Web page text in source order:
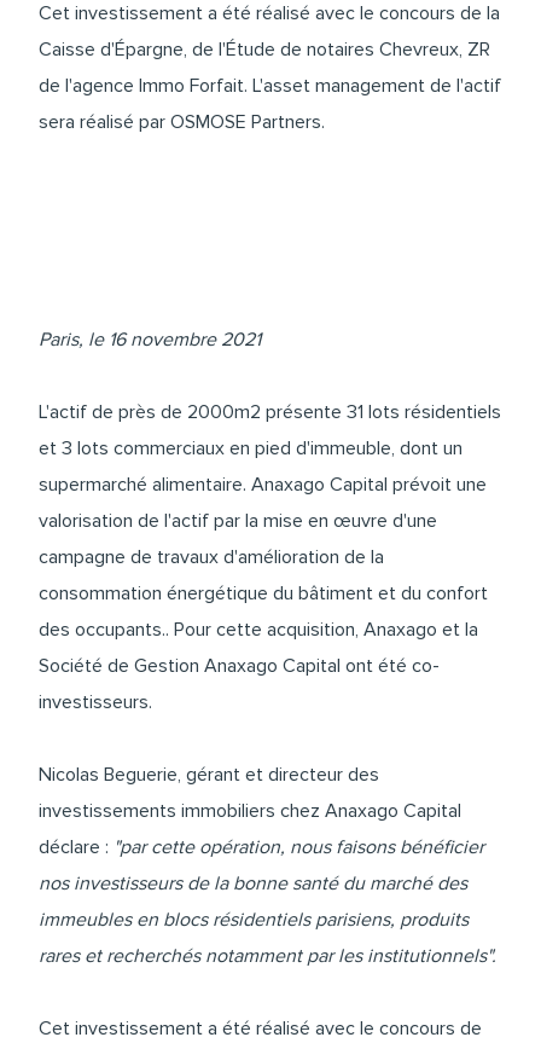
Cet investissement a été réalisé avec le concours de la
Caisse d'Épargne, de l'Étude de notaires Chevreux, ZR
de l'agence Immo Forfait. L'asset management de l'actif
sera réalisé par OSMOSE Partners.
Paris, le 16 novembre 2021
L'actif de près de 2000m2 présente 31 lots résidentiels
et 3 lots commerciaux en pied d'immeuble, dont un
supermarché alimentaire. Anaxago Capital prévoit une
valorisation de l'actif par la mise en œuvre d'une
campagne de travaux d'amélioration de la
consommation énergétique du bâtiment et du confort
des occupants.. Pour cette acquisition, Anaxago et la
Société de Gestion Anaxago Capital ont été co-
investisseurs.
Nicolas Beguerie, gérant et directeur des
investissements immobiliers chez Anaxago Capital
déclare : "par cette opération, nous faisons bénéficier
nos investisseurs de la bonne santé du marché des
immeubles en blocs résidentiels parisiens, produits
rares et recherchés notamment par les institutionnels".
Cet investissement a été réalisé avec le concours de